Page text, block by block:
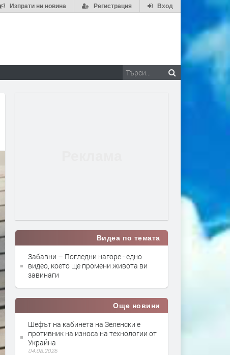
Вход
Регистрация
Изпрати ни новина
Видеа по темата
Забавни – Погледни нагоре - едно
видео, което ще промени живота ви
завинаги
Още новини
Шефът на кабинета на Зеленски е
противник на износа на технологии от
Украйна
04.08.2026